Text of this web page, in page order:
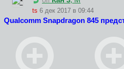
ts 6 дек 2017 в 09:44
Qualcomm Snapdragon 845